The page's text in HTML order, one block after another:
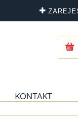
KONTAKT